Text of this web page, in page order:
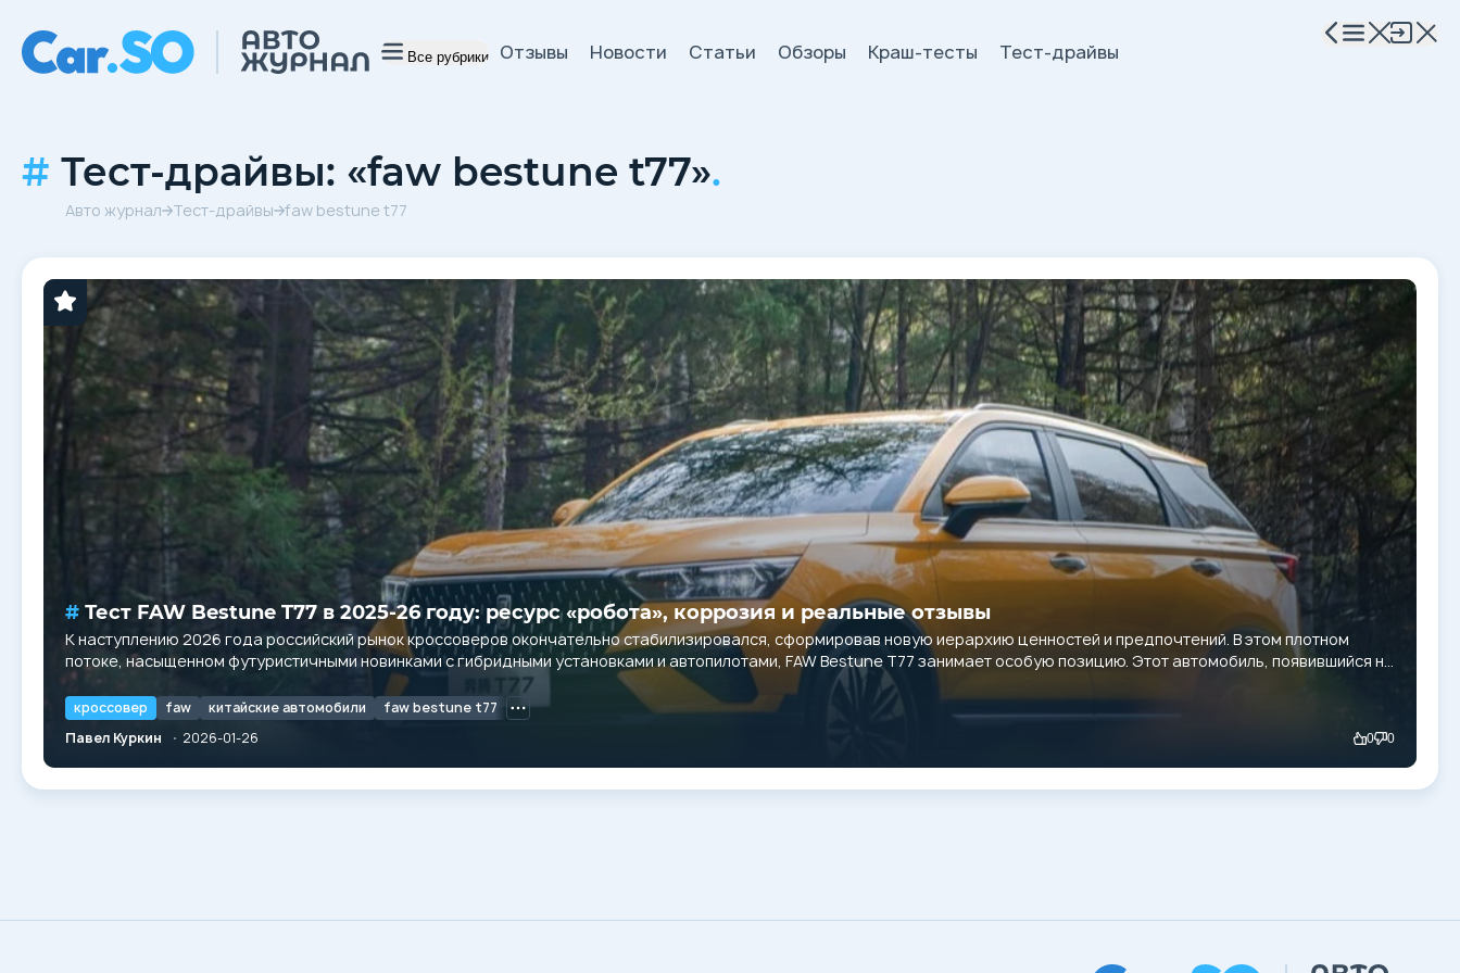
Все рубрики Отзывы Новости Статьи Обзоры Краш-тесты Тест-драйвы
Тест-драйвы: «faw bestune t77».
Авто журнал Тест-драйвы faw bestune t77
Тест FAW Bestune T77 в 2025-26 году: ресурс «робота», коррозия и реальные отзывы
К наступлению 2026 года российский рынок кроссоверов окончательно стабилизировался, сформировав новую иерархию ценностей и предпочтений. В этом плотном
потоке, насыщенном футуристичными новинками с гибридными установками и автопилотами, FAW Bestune T77 занимает особую позицию. Этот автомобиль, появившийся на
наших дорогах несколько лет назад,...
кроссовер faw китайские автомобили
faw bestune t77
Павел Куркин
2026-01-26 0 0